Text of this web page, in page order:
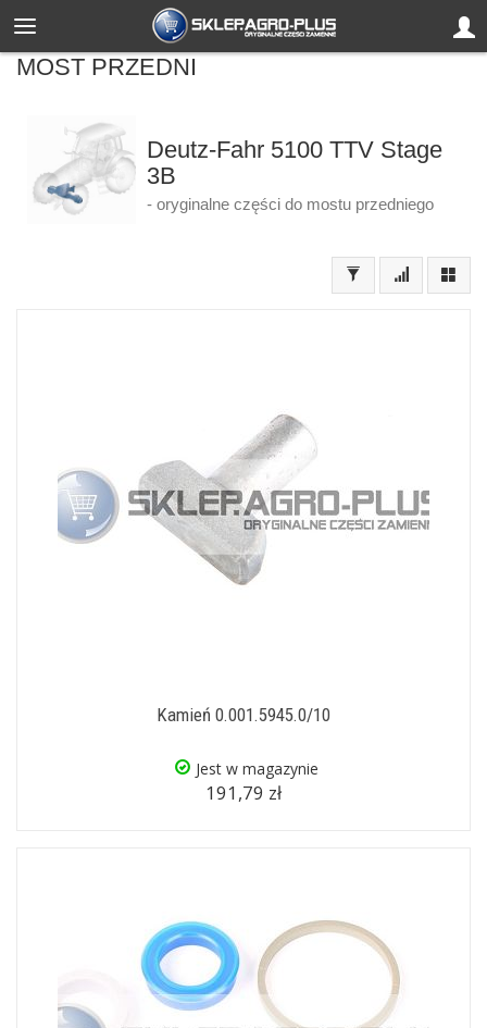
MOST PRZEDNI
Deutz-Fahr 5100 TTV Stage
3B
- oryginalne części do mostu przedniego
Kamień 0.001.5945.0/10
Jest w magazynie
191,79 zł